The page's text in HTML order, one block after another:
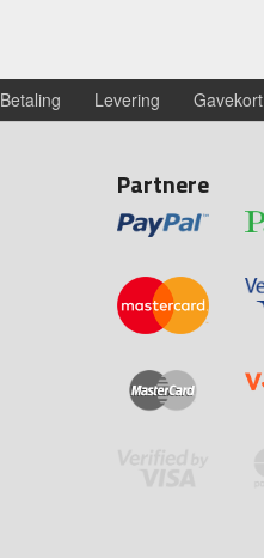
Betaling Levering Gavekort
Partnere